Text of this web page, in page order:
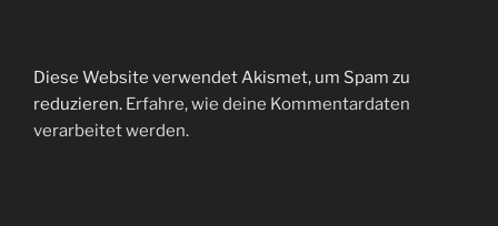
Diese Website verwendet Akismet, um Spam zu
reduzieren. Erfahre, wie deine Kommentardaten
verarbeitet werden.